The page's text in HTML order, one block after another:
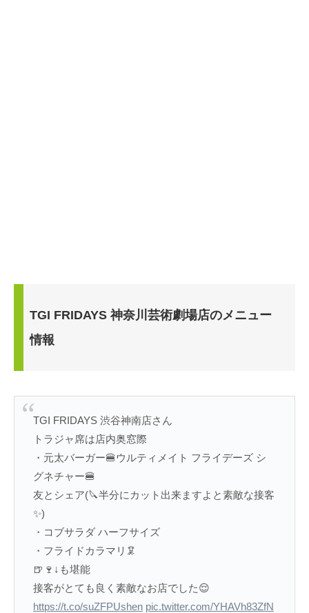
TGI FRIDAYS 神奈川芸術劇場店のメニュー
情報
TGI FRIDAYS 渋谷神南店さん
トラジャ席は店内奥窓際
・元太バーガー🍔ウルティメイト フライデーズ シ
グネチャー🍔
友とシェア(🔪半分にカット出来ますよと素敵な接客
✨)
・コブサラダ ハーフサイズ
・フライドカラマリ🦑
🍺🍷↓も堪能
接客がとても良く素敵なお店でした😌
https://t.co/suZFPUshen pic.twitter.com/YHAVh83ZfN